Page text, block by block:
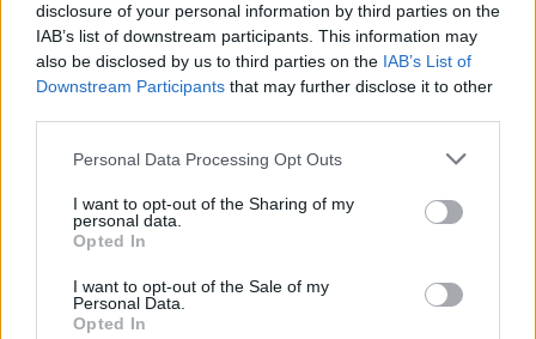
disclosure of your personal information by third parties on the
IAB’s list of downstream participants. This information may
also be disclosed by us to third parties on the IAB’s List of
Downstream Participants that may further disclose it to other
Please note that this website/app uses one or more Google
not limited to your visit or usage behaviour. You may click to
grant or deny consent to Google and its third-party tags to
use your data for below specified purposes in below Google
consent section.
Personal Data Processing Opt Outs
I want to opt-out of the Sharing of my
personal data.
Opted In
I want to opt-out of the Sale of my
Personal Data.
Opted In
20:0522.05.26
«Είναι ακόμα στην Κάρπαθο»